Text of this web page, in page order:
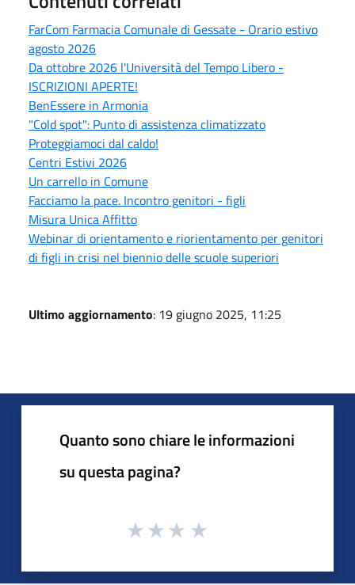
FarCom Farmacia Comunale di Gessate - Orario estivo
agosto 2026
Da ottobre 2026 l'Università del Tempo Libero -
ISCRIZIONI APERTE!
BenEssere in Armonia
"Cold spot": Punto di assistenza climatizzato
Proteggiamoci dal caldo!
Centri Estivi 2026
Un carrello in Comune
Facciamo la pace. Incontro genitori - figli
Misura Unica Affitto
Webinar di orientamento e riorientamento per genitori
di figli in crisi nel biennio delle scuole superiori
Ultimo aggiornamento: 19 giugno 2025, 11:25
Quanto sono chiare le informazioni
su questa pagina?